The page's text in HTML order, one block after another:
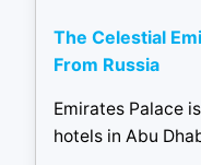
The Celestial
From Russia
Emirates Palace
hotels in Abu